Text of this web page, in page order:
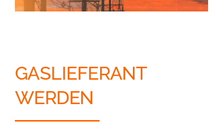
GASLIEFERANT
WERDEN